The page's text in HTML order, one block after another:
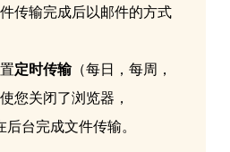
传输完成后以邮件的方式
定时传输（每日，每周，
您关闭了浏览器，
台完成文件传输。